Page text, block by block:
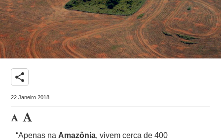
share
22 Janeiro 2018
“Apenas na Amazônia, vivem cerca de 400